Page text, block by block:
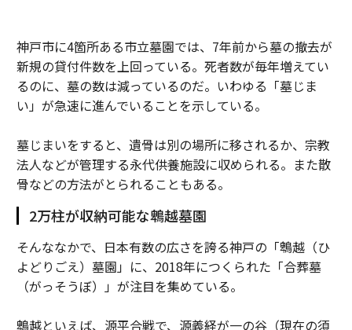
神戸市に4箇所ある市立墓園では、7年前から墓の撤去が
新規の貸付件数を上回っている。死者数が毎年増えてい
るのに、墓の数は減っているのだ。いわゆる「墓じま
い」が急速に進んでいることを示している。
墓じまいをすると、遺骨は別の場所に移されるか、宗教
法人などが管理する永代供養施設に収められる。また散
骨などの方法がとられることもある。
2万柱が収納可能な鵯越墓園
そんななかで、日本有数の広さを誇る神戸の「鵯越（ひ
よどりごえ）墓園」に、2018年につくられた「合葬墓
（がっそうぼ）」が注目を集めている。
鵯越といえば、源平合戦で、源義経が一の谷（現在の須